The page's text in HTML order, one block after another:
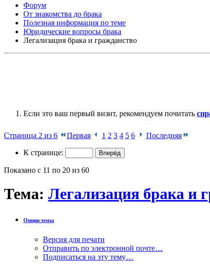
Форум
От знакомства до брака
Полезная информация по теме
Юридические вопросы брака
Легализация брака и гражданство
Если это ваш первый визит, рекомендуем почитать
Страница 2 из 6 Первая 1 2 3 4 5 6 Последняя
К странице:
Показано с 11 по 20 из 60
Тема: Легализация брака и
Опции темы
Версия для печати
Отправить по электронной почте…
Подписаться на эту тему…